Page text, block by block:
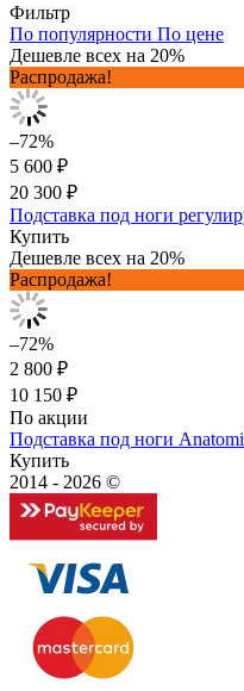
Фильтр
По популярности По цене
Дешевле всех на 20%
Распродажа!
–72%
5 600 ₽
20 300 ₽
Подставка под ноги
Купить
Дешевле всех на 20%
Распродажа!
–72%
2 800 ₽
10 150 ₽
По акции
Подставка под ноги
Купить
2014 - 2026 ©